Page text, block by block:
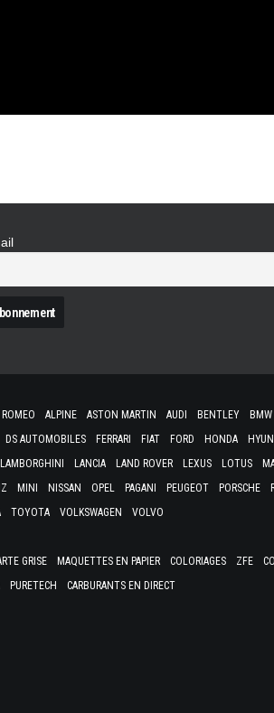
ALPINE ASTON MARTIN AUDI BENTLEY BMW
DS AUTOMOBILES FERRARI FIAT FORD HONDA
LAMBORGHINI LANCIA LAND ROVER LEXUS LOTUS
MINI NISSAN OPEL PAGANI PEUGEOT PORSCHE
TOYOTA VOLKSWAGEN VOLVO
GRISE MAQUETTES EN PAPIER COLORIAGES ZFE
PURETECH CARBURANTS EN DIRECT